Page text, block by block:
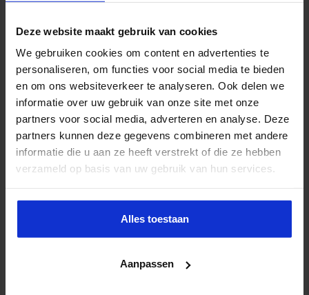
Deze website maakt gebruik van cookies
We gebruiken cookies om content en advertenties te
personaliseren, om functies voor social media te bieden
en om ons websiteverkeer te analyseren. Ook delen we
informatie over uw gebruik van onze site met onze
partners voor social media, adverteren en analyse. Deze
partners kunnen deze gegevens combineren met andere
informatie die u aan ze heeft verstrekt of die ze hebben
verzameld op basis van uw gebruik van hun services.
Alles toestaan
Aanpassen
Opleiding Adviseur Kwaliteit & Veiligheid in
de zorg